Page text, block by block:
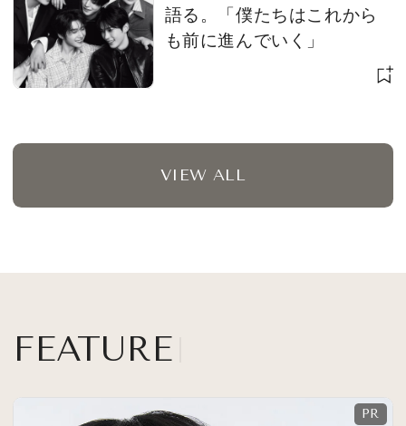
語る。「僕たちはこれから
も前に進んでいく」
VIEW ALL
FEATURE